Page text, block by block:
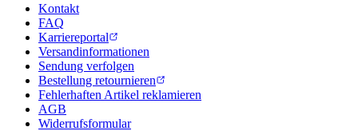
Kontakt
FAQ
Karriereportal
Versandinformationen
Sendung verfolgen
Bestellung retournieren
Fehlerhaften Artikel reklamieren
AGB
Widerrufsformular